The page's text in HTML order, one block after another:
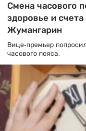
Смена часового
здоровье и счета
Жумангарин
Вице-премьер
часового пояса.